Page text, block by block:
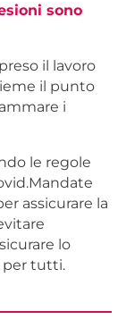
sono
il lavoro
il punto
i
le regole
assicurare la
lo
per tutti.